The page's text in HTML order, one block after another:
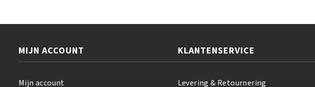
Kit
aantal
aantal
MIJN ACCOUNT
Mijn account
KLANTENSERVICE
Levering & Retournering